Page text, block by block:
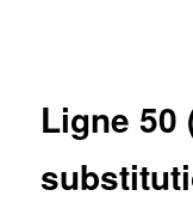
Ligne 50